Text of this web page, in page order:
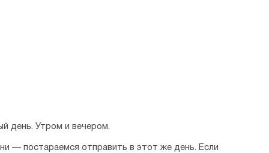
день. Утром и вечером.
— постараемся отправить в этот же день. Если